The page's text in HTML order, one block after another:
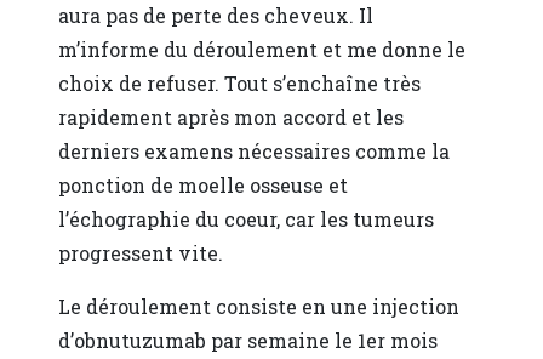
aura pas de perte des cheveux. Il
m’informe du déroulement et me donne le
choix de refuser. Tout s’enchaîne très
rapidement après mon accord et les
derniers examens nécessaires comme la
ponction de moelle osseuse et
l’échographie du coeur, car les tumeurs
progressent vite.
Le déroulement consiste en une injection
d’obnutuzumab par semaine le 1er mois